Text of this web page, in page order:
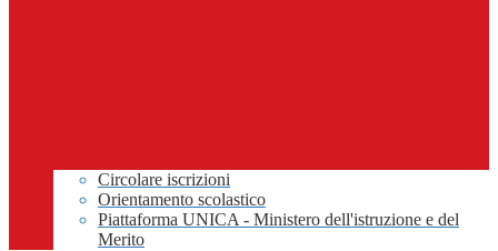
Circolare iscrizioni
Orientamento scolastico
Piattaforma UNICA - Ministero dell'istruzione e del
Merito